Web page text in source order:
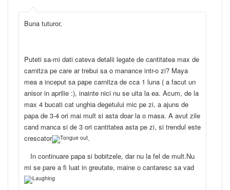
Buna tuturor,
Puteti sa-mi dati cateva detalii legate de cantitatea max de
carnitza pe care ar trebui sa o manance intr-o zi? Maya
mea a inceput sa pape carnitza de cca 1 luna ( a facut un
anisor in aprilie :), inainte nici nu se uita la ea. Acum, de la
max 4 bucati cat unghia degetului mic pe zi, a ajuns de
papa de 3-4 ori mai mult si asta doar la o masa. A avut zile
cand manca si de 3 ori cantitatea asta pe zi, si trendul este
crescator
.
In continuare papa si bobitzele, dar nu la fel de mult.Nu
mi se pare a fi luat in greutate, maine o cantaresc sa vad